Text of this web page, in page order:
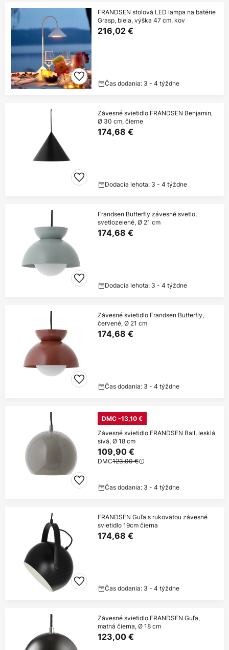
FRANDSEN stolová LED lampa na batérie
Grasp, biela, výška 47 cm, kov
216,02 €
Čas dodania: 3 - 4 týždne
Závesné svietidlo FRANDSEN Benjamin,
Ø 30 cm, čierne
174,68 €
Dodacia lehota: 3 - 4 týždne
Frandsen Butterfly závesné svetlo,
svetlozelené, Ø 21 cm
174,68 €
Dodacia lehota: 3 - 4 týždne
Závesné svietidlo Frandsen Butterfly,
červené, Ø 21 cm
174,68 €
Čas dodania: 3 - 4 týždne
DMC -13,10 €
Závesné svietidlo FRANDSEN Ball, lesklá
sivá, Ø 18 cm
109,90 €
DMC123,00 €
Čas dodania: 3 - 4 týždne
FRANDSEN Guľa s rukoväťou závesné
svietidlo 19cm čierna
174,68 €
Čas dodania: 3 - 4 týždne
Závesné svietidlo FRANDSEN Guľa,
matná čierna, Ø 18 cm
123,00 €